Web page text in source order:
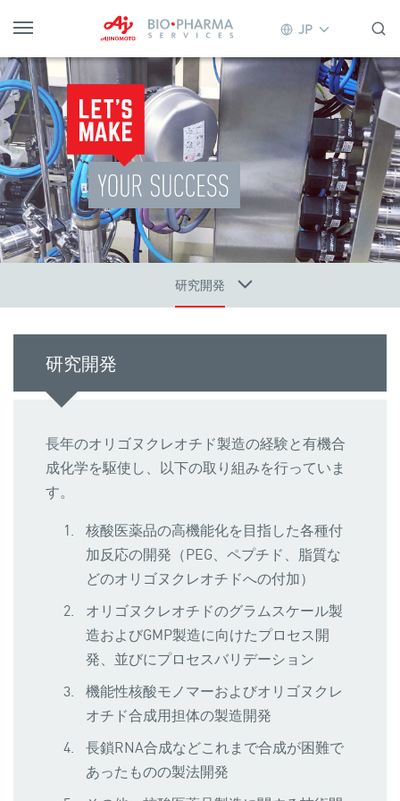
JP
研究開発
研究開発
長年のオリゴヌクレオチド製造の経験と有機合
成化学を駆使し、以下の取り組みを行っていま
す。
核酸医薬品の高機能化を目指した各種付
加反応の開発（PEG、ペプチド、脂質な
どのオリゴヌクレオチドへの付加）
オリゴヌクレオチドのグラムスケール製
造およびGMP製造に向けたプロセス開
発、並びにプロセスバリデーション
機能性核酸モノマーおよびオリゴヌクレ
オチド合成用担体の製造開発
長鎖RNA合成などこれまで合成が困難で
あったものの製法開発